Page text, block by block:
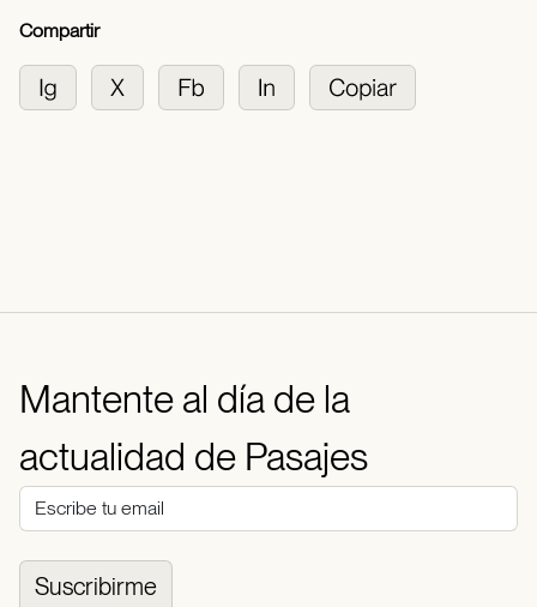
Compartir
Mantente al día de la
actualidad de Pasajes
Suscribirme